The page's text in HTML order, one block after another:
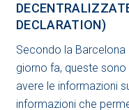
DECLARATION)
Secondo la Barcelona
giorno fa, queste
avere le informazioni
informazioni che